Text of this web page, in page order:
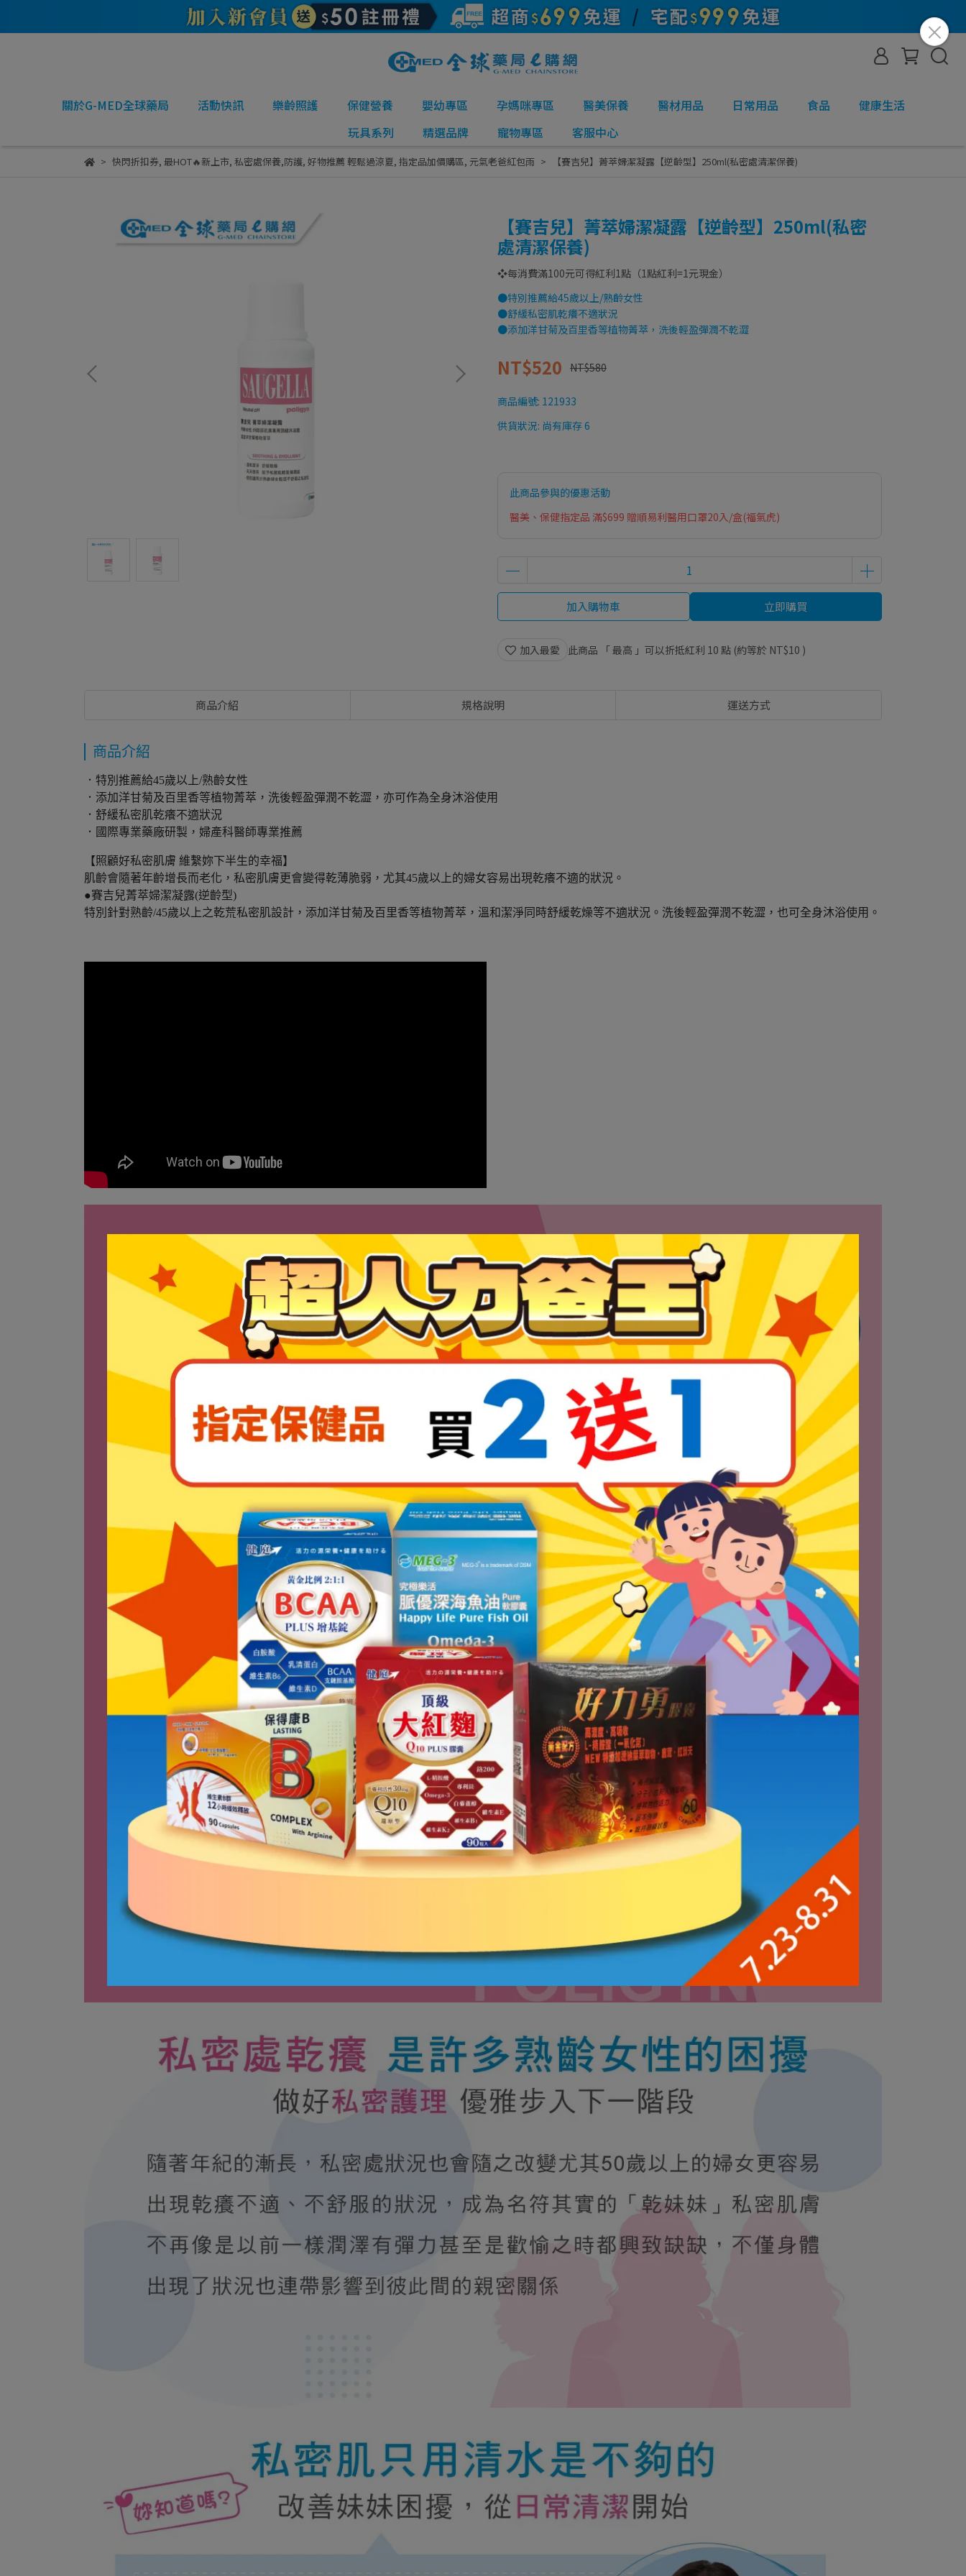
關於G-MED全球藥局 活動快訊 樂齡照護 保健營養 嬰幼專區 孕媽咪專區 醫美保養 醫材用品 日常用品 食品
健康生活
玩具系列
精選品牌 寵物專區 客服中心
快閃折扣券, 最HOT🔥新上市, 私密處保養,防護, 好物推薦 輕鬆過涼夏, 指定品加價購區, 元氣老爸紅包雨 【賽吉兒】菁萃婦潔凝露【逆齡型】250ml(私密處清潔保養)
【賽吉兒】菁萃婦潔凝露【逆齡型】250ml(私密
處清潔保養)
❖每消費滿100元可得紅利1點（1點紅利=1元現金）
●特別推薦給45歲以上/熟齡女性
●舒緩私密肌乾癢不適狀況
●添加洋甘菊及百里香等植物菁萃，洗後輕盈彈潤不乾澀
NT$520 NT$580
商品編號: 121933
供貨狀況: 尚有庫存 6
此商品參與的優惠活動
醫美、保健指定品 滿$699 贈順易利醫用口罩20入/盒(福氣虎)
加入購物車 立即購買
加入最愛 此商品 「 最高 」可以折抵紅利 10 點 (約等於 NT$10 )
商品介紹 規格說明 運送方式
商品介紹
．特別推薦給45歲以上/熟齡女性
．添加洋甘菊及百里香等植物菁萃，洗後輕盈彈潤不乾澀，亦可作為全身沐浴使用
．舒緩私密肌乾癢不適狀況
．國際專業藥廠研製，婦產科醫師專業推薦
【照顧好私密肌膚 維繫妳下半生的幸福】
肌齡會隨著年齡增長而老化，私密肌膚更會變得乾薄脆弱，尤其45歲以上的婦女容易出現乾癢不適的狀況。
●賽吉兒菁萃婦潔凝露(逆齡型)
特別針對熟齡/45歲以上之乾荒私密肌設計，添加洋甘菊及百里香等植物菁萃，溫和潔淨同時舒緩乾燥等不適狀況。洗後輕盈彈潤不乾澀，也可全身沐浴使用。